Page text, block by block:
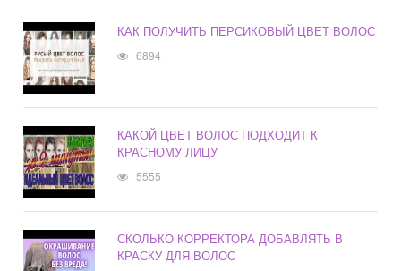
КАК ПОЛУЧИТЬ ПЕРСИКОВЫЙ ЦВЕТ ВОЛОС
6894
КАКОЙ ЦВЕТ ВОЛОС ПОДХОДИТ К
КРАСНОМУ ЛИЦУ
5555
СКОЛЬКО КОРРЕКТОРА ДОБАВЛЯТЬ В
КРАСКУ ДЛЯ ВОЛОС